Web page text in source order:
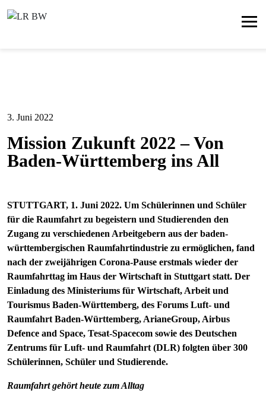
3. Juni 2022
Mission Zukunft 2022 – Von
Baden-Württemberg ins All
STUTTGART, 1. Juni 2022. Um Schülerinnen und Schüler
für die Raumfahrt zu begeistern und Studierenden den
Zugang zu verschiedenen Arbeitgebern aus der baden-
württembergischen Raumfahrtindustrie zu ermöglichen, fand
nach der zweijährigen Corona-Pause erstmals wieder der
Raumfahrttag im Haus der Wirtschaft in Stuttgart statt. Der
Einladung des Ministeriums für Wirtschaft, Arbeit und
Tourismus Baden-Württemberg, des Forums Luft- und
Raumfahrt Baden-Württemberg, ArianeGroup, Airbus
Defence and Space, Tesat-Spacecom sowie des Deutschen
Zentrums für Luft- und Raumfahrt (DLR) folgten über 300
Schülerinnen, Schüler und Studierende.
Raumfahrt gehört heute zum Alltag